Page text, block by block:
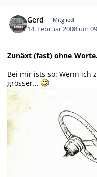
Gerd Mitglied
14. Februar 2008 um
Zunäxt (fast) ohne
Bei mir ists so: Wenn ich
grösser...